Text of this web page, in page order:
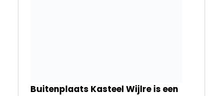
Buitenplaats Kasteel Wijlre is een